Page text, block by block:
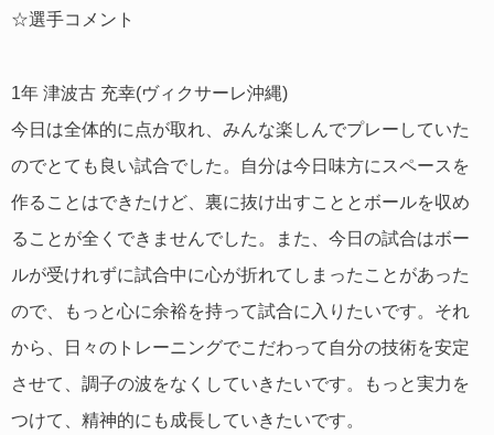
☆選手コメント
1年 津波古 充幸(ヴィクサーレ沖縄)
今日は全体的に点が取れ、みんな楽しんでプレーしていた
のでとても良い試合でした。自分は今日味方にスペースを
作ることはできたけど、裏に抜け出すこととボールを収め
ることが全くできませんでした。また、今日の試合はボー
ルが受けれずに試合中に心が折れてしまったことがあった
ので、もっと心に余裕を持って試合に入りたいです。それ
から、日々のトレーニングでこだわって自分の技術を安定
させて、調子の波をなくしていきたいです。もっと実力を
つけて、精神的にも成長していきたいです。